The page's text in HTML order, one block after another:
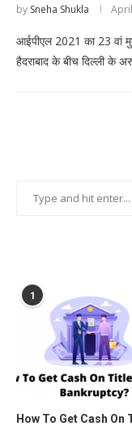
by Sneha Shukla
आईपीएल 2021 का 23 वां
हैदराबाद के बीच दिल्ली के
1
How To Get Cash On